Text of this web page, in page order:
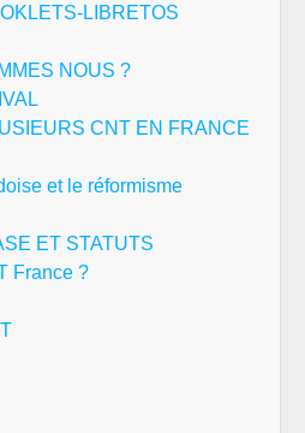
LIBRETOS
NOUS ?
CNT EN FRANCE
et le réformisme
ET STATUTS
France ?